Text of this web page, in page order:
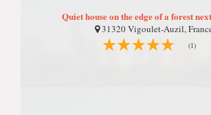
Quiet house on the edge of a forest
31320 Vigoulet-Auzil,
(1)